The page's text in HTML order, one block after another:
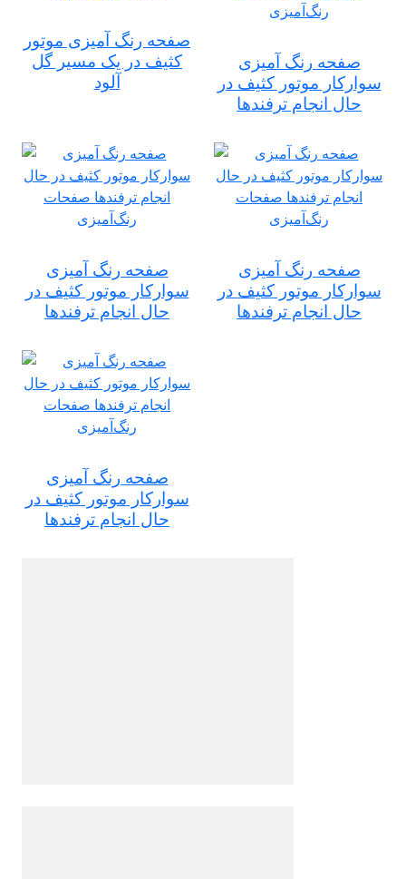
صفحه رنگ آمیزی موتور
کثیف در یک مسیر گل
آلود
صفحه رنگ آمیزی
سوارکار موتور کثیف در
حال انجام ترفندها
صفحه رنگ آمیزی
سوارکار موتور کثیف در
حال انجام ترفندها
صفحه رنگ آمیزی
سوارکار موتور کثیف در
حال انجام ترفندها
صفحه رنگ آمیزی
سوارکار موتور کثیف در
حال انجام ترفندها